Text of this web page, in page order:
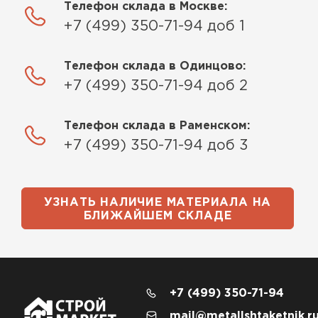
Телефон склада в Москве:
+7 (499) 350-71-94 доб 1
Телефон склада в Одинцово:
+7 (499) 350-71-94 доб 2
Телефон склада в Раменском:
+7 (499) 350-71-94 доб 3
УЗНАТЬ НАЛИЧИЕ МАТЕРИАЛА НА
БЛИЖАЙШЕМ СКЛАДЕ
+7 (499) 350-71-94
mail@metallshtaketnik.ru